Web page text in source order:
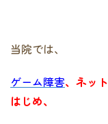
当院では、
ゲーム障害、ネッ
はじめ、